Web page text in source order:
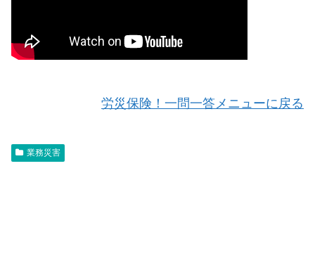
労災保険！一問一答メニューに戻る
業務災害